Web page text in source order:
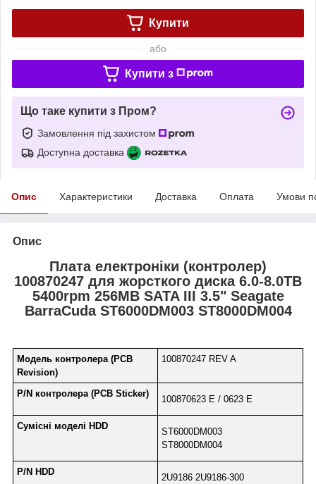
Купити
або
Купити з
Що таке купити з Пром?
Замовлення під захистом
Доступна доставка
Опис Характеристики Доставка Оплата Умови
Опис
Плата електроніки (контролер)
100870247 для жорсткого диска 6.0-8.0TB
5400rpm 256MB SATA III 3.5" Seagate
BarraCuda ST6000DM003 ST8000DM004
Модель контролера (PCB
Revision)
100870247 REV A
P/N контролера (PCB Sticker)
100870623 E / 0623 E
Сумісні моделі HDD
ST6000DM003
ST8000DM004
P/N HDD
2U9186 2U9186-300